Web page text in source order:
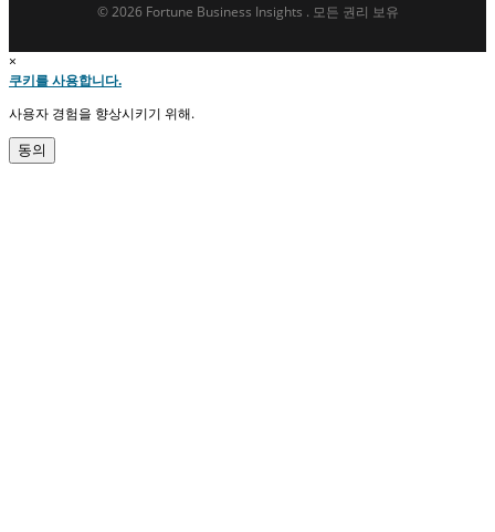
© 2026 Fortune Business Insights . 모든 권리 보유
×
쿠키를 사용합니다.
사용자 경험을 향상시키기 위해.
동의